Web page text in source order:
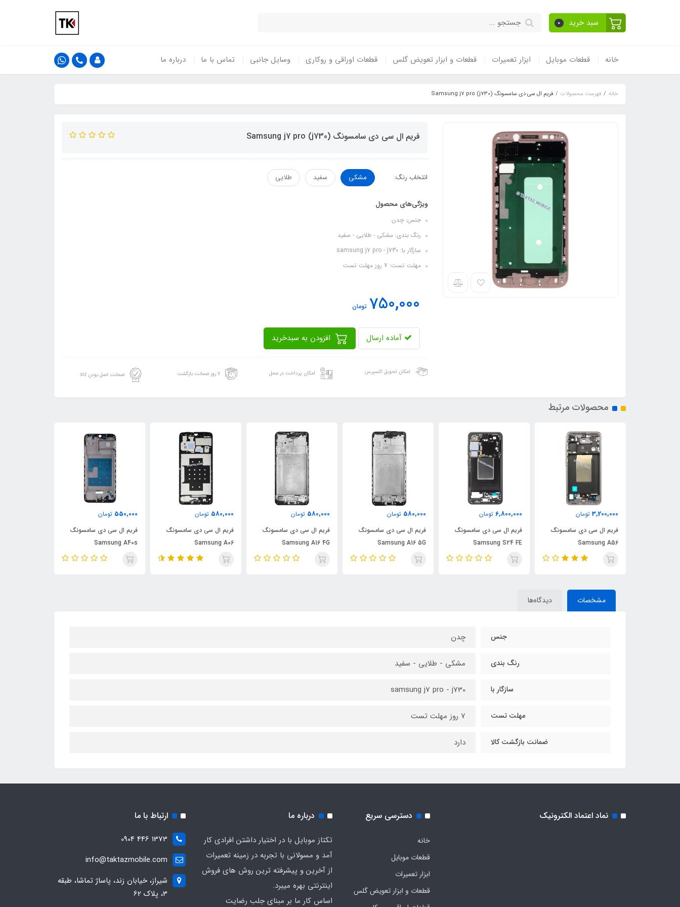
سبد خرید 0
خانه قطعات موبایل ابزار تعمیرات قطعات و ابزار تعویض گلس قطعات اوراقی و روکاری وسایل جانبی تماس با ما درباره ما
خانه فهرست محصولات فریم ال سی دی سامسونگ Samsung j7 pro (j730)
فریم ال سی دی سامسونگ Samsung j7 pro (j730)
انتخاب رنگ: مشکی سفید طلایی
ویژگی‌های محصول
جنس: چدن
رنگ بندی: مشکی - طلایی - سفید
سازگار با: samsung j7 pro - j730
مهلت تست: 7 روز مهلت تست
750,000 تومان
آماده ارسال
امکان تحویل اکسپرس امکان پرداخت در محل ۷ روز ضمانت بازگشت ضمانت اصل بودن کالا
محصولات مرتبط
3,200,000 تومان
فریم ال سی دی سامسونگ
Samsung A56
6,800,000 تومان
فریم ال سی دی سامسونگ
Samsung S24 FE
580,000 تومان
فریم ال سی دی سامسونگ
Samsung A16 5G
580,000 تومان
فریم ال سی دی سامسونگ
Samsung A16 4G
580,000 تومان
فریم ال سی دی سامسونگ
Samsung A06
550,000 تومان
فریم ال سی دی سامسونگ
Samsung A40s
مشخصات دیدگاه‌ها
جنس چدن
رنگ بندی مشکی - طلایی - سفید
سازگار با samsung j7 pro - j730
مهلت تست 7 روز مهلت تست
ضمانت بازگشت کالا دارد
نماد اعتماد الکترونیک دسترسی سریع
خانه
قطعات موبایل
ابزار تعمیرات
قطعات و ابزار تعویض گلس
درباره ما
تکتاز موبایل با در اختیار داشتن افرادی کار
آمد و مسولانی با تجربه در زمینه تعمیرات
از آخرین و پیشرفته ترین روش های فروش
اینترنتی بهره میبرد.
اساس کار ما بر مبنای جلب رضایت
ارتباط با ما
1373 446 0904
info@taktazmobile.com
شیراز، خیابان زند، پاساژ تماشا، طبقه
3، پلاک 62